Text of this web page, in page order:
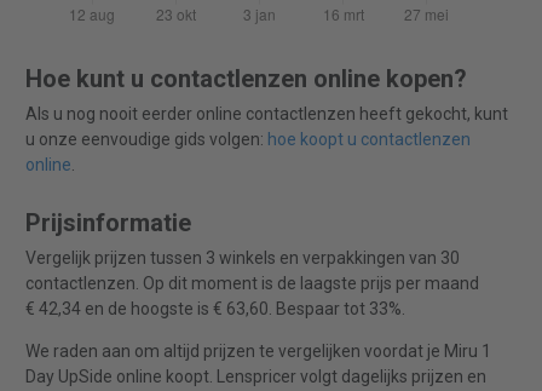
Hoe kunt u contactlenzen online kopen?
Als u nog nooit eerder online contactlenzen heeft gekocht, kunt
u onze eenvoudige gids volgen: hoe koopt u contactlenzen
online.
Prijsinformatie
Vergelijk prijzen tussen 3 winkels en verpakkingen van 30
contactlenzen. Op dit moment is de laagste prijs per maand
€ 42,34 en de hoogste is € 63,60. Bespaar tot 33%.
We raden aan om altijd prijzen te vergelijken voordat je Miru 1
Day UpSide online koopt. Lenspricer volgt dagelijks prijzen en